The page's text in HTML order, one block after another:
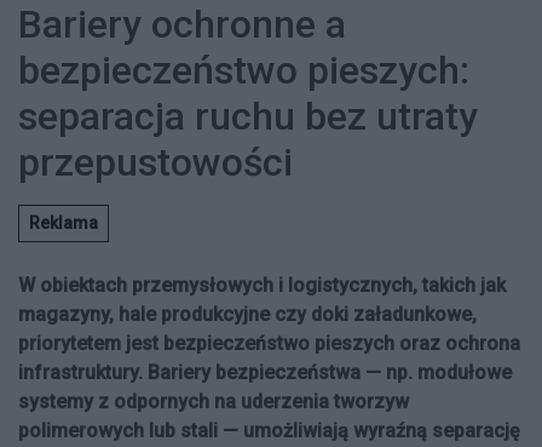
Bariery ochronne a
bezpieczeństwo pieszych:
separacja ruchu bez utraty
przepustowości
Reklama
W obiektach przemysłowych i logistycznych, takich jak
magazyny, hale produkcyjne czy doki załadunkowe,
priorytetem jest bezpieczeństwo pieszych oraz ochrona
infrastruktury. Bariery bezpieczeństwa — np. modułowe
systemy z odpornych na uderzenia tworzyw
polimerowych lub stali — umożliwiają wyraźną separację